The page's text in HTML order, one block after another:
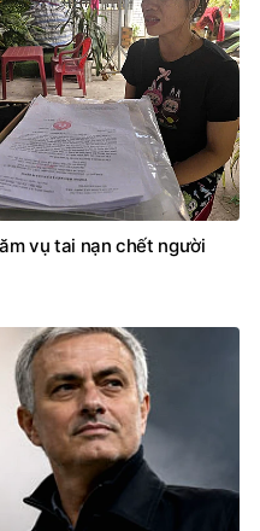
vụ tai nạn chết người